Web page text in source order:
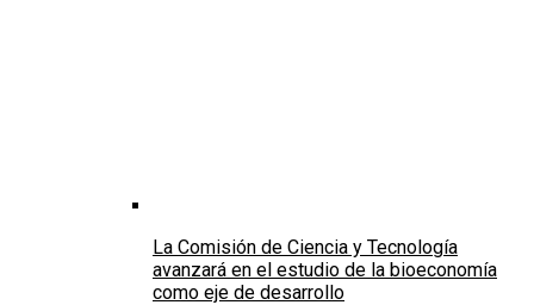
La Comisión de Ciencia y Tecnología
avanzará en el estudio de la bioeconomía
como eje de desarrollo